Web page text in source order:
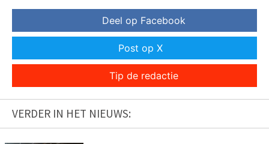
Deel op Facebook
Post op X
Tip de redactie
VERDER IN HET NIEUWS: